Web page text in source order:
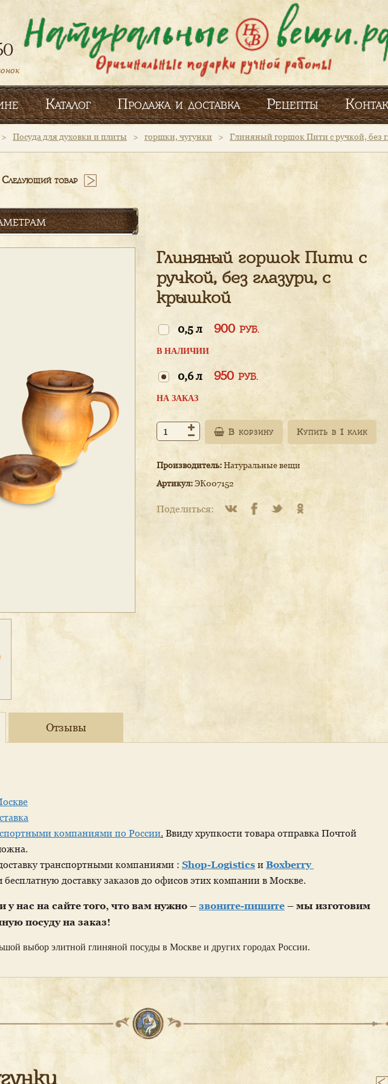
Каталог Продажа и доставка Рецепты
> Посуда для духовки и плиты > горшки, чугунки > Глиняный горшок Пити с ручкой, без
Следующий товар
Глиняный горшок Пити с
ручкой, без глазури, с
крышкой
0,5 л 900 РУБ.
В НАЛИЧИИ
0,6 л 950 РУБ.
НА ЗАКАЗ
В корзину
Производитель:Натуральные вещи
Артикул:ЭК007152
Поделиться:
Отзывы
компаниями по России. Ввиду хрупкости товара отправка Почтой
транспортными компаниями : Shop-Logistics и Boxberry
бесплатную доставку заказов до офисов этих компании в Москве.
нас на сайте того, что вам нужно – звоните-пишите – мы изготовим
посуду на заказ!
выбор элитной глиняной посуды в Москве и других городах России.